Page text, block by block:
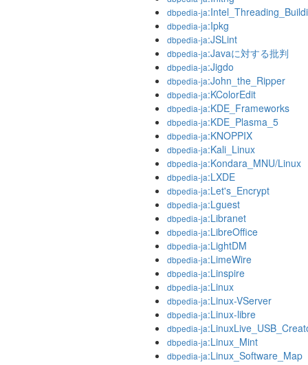
dbpedia-ja
dbpedia-ja:Ipkg
dbpedia-ja:JSLint
dbpedia-ja:Javaに対する批判
dbpedia-ja:Jigdo
dbpedia-ja:John_the_Ripper
dbpedia-ja:KColorEdit
dbpedia-ja:KDE_Frameworks
dbpedia-ja:KDE_Plasma_5
dbpedia-ja:KNOPPIX
dbpedia-ja:Kali_Linux
dbpedia-ja:Kondara_MNU/Linux
dbpedia-ja:LXDE
dbpedia-ja:Let's_Encrypt
dbpedia-ja:Lguest
dbpedia-ja:Libranet
dbpedia-ja:LibreOffice
dbpedia-ja:LightDM
dbpedia-ja:LimeWire
dbpedia-ja:Linspire
dbpedia-ja:Linux
dbpedia-ja:Linux-VServer
dbpedia-ja:Linux-libre
dbpedia-ja
dbpedia-ja:Linux_Mint
dbpedia-ja:Linux_Software_Map